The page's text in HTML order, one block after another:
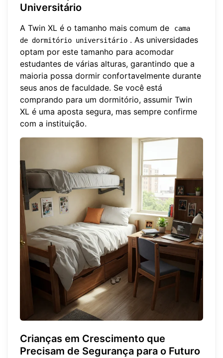
Universitário
A Twin XL é o tamanho mais comum de
cama
de dormitório universitário . As universidades
optam por este tamanho para acomodar
estudantes de várias alturas, garantindo que a
maioria possa dormir confortavelmente durante
seus anos de faculdade. Se você está
comprando para um dormitório, assumir Twin
XL é uma aposta segura, mas sempre confirme
com a instituição.
Crianças em Crescimento que
Precisam de Segurança para o Futuro